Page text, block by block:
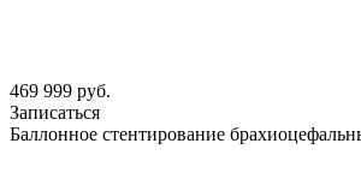
469 999 руб.
Записаться
Баллонное стентирование